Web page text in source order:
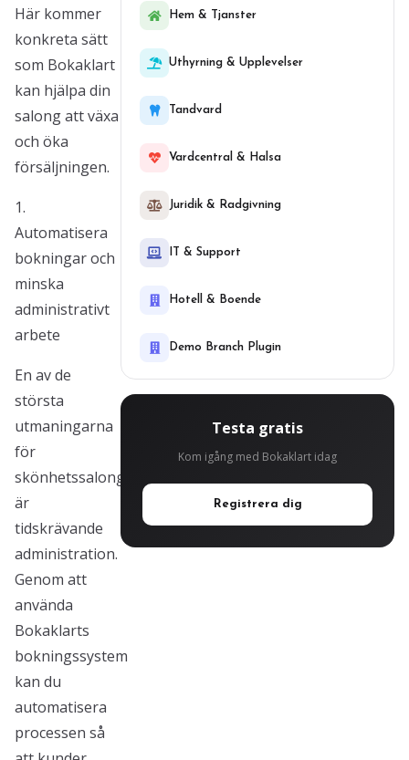
Här kommer
konkreta sätt
som Bokaklart
kan hjälpa din
salong att växa
och öka
försäljningen.
1.
Automatisera
bokningar och
minska
administrativt
arbete
En av de
största
utmaningarna
för
skönhetssalonger
är
tidskrävande
administration.
Genom att
använda
Bokaklarts
bokningssystem
kan du
automatisera
processen så
Hem & Tjanster
Uthyrning & Upplevelser
Tandvard
Vardcentral & Halsa
Juridik & Radgivning
IT & Support
Hotell & Boende
Demo Branch Plugin
Testa gratis
Kom igång med Bokaklart idag
Registrera dig